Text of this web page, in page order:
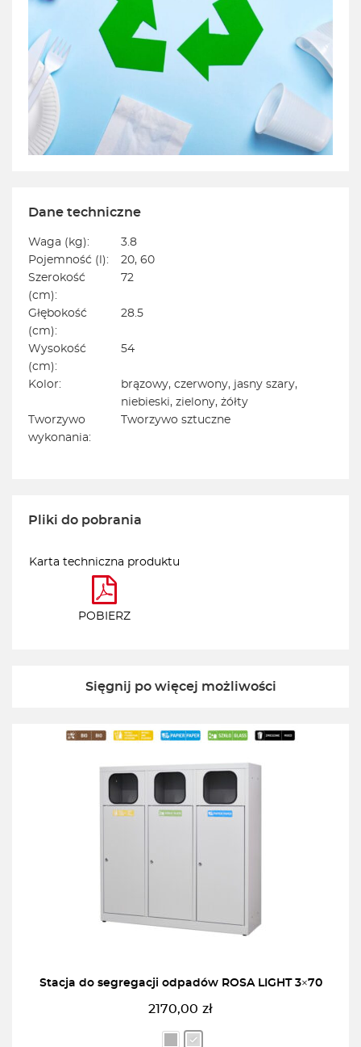
Dane techniczne
Waga (kg):
3.8
Pojemność (l):
20, 60
Szerokość
(cm):
72
Głębokość
(cm):
28.5
Wysokość
(cm):
54
Kolor:
brązowy, czerwony, jasny szary,
niebieski, zielony, żółty
Tworzywo
wykonania:
Tworzywo sztuczne
Pliki do pobrania
Karta techniczna produktu
POBIERZ
Sięgnij po więcej możliwości
Stacja do segregacji odpadów ROSA LIGHT 3×70
2170,00 zł